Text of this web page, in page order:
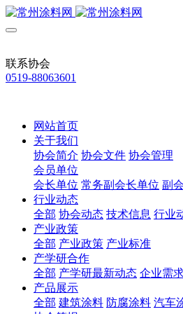
联系协会
0519-88063601
网站首页
关于我们
协会简介 协会文件 协会管理
会员单位
会长单位 常务副会长单位 副
行业动态
全部 协会动态 技术信息 行业
产业政策
全部 产业政策 产业标准
产学研合作
全部 产学研最新动态 企业需
产品展示
全部 建筑涂料 防腐涂料 汽车